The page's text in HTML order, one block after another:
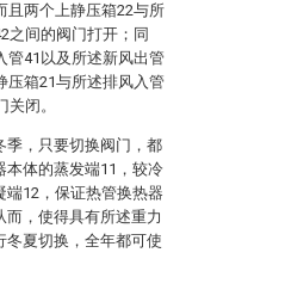
且两个上静压箱22与所
之间的阀门打开；同
管41以及所述新风出管
压箱21与所述排风入管
闭。
季，只要切换阀门，都
本体的蒸发端11，较冷
端12，保证热管换热器
，使得具有所述重力
冬夏切换，全年都可使